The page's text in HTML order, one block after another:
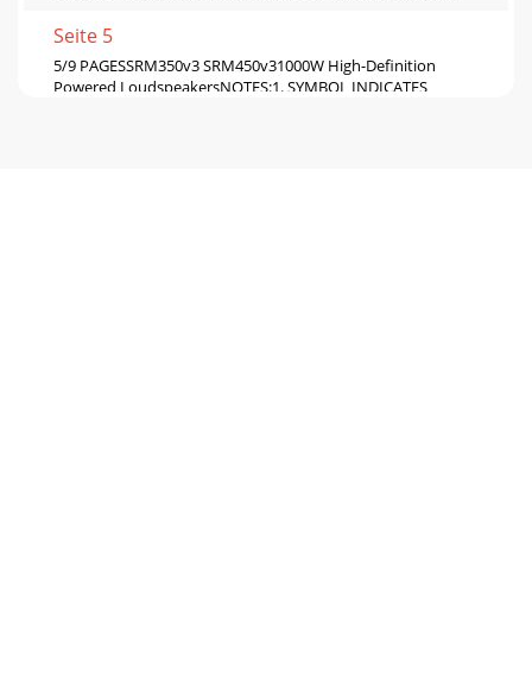
Seite 5
5/9 PAGESSRM350v3 SRM450v31000W High-Deﬁnition
Powered LoudspeakersNOTES:1. SYMBOL INDICATES